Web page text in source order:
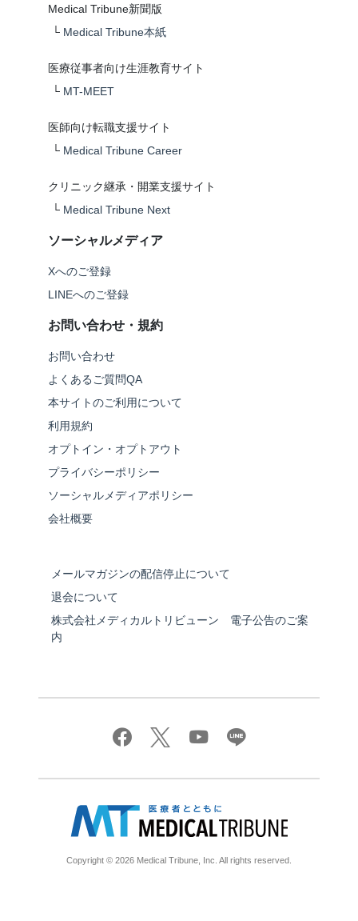
Medical Tribune新聞版
└ Medical Tribune本紙
医療従事者向け生涯教育サイト
└ MT-MEET
医師向け転職支援サイト
└ Medical Tribune Career
クリニック継承・開業支援サイト
└ Medical Tribune Next
ソーシャルメディア
Xへのご登録
LINEへのご登録
お問い合わせ・規約
お問い合わせ
よくあるご質問QA
本サイトのご利用について
利用規約
オプトイン・オプトアウト
プライバシーポリシー
ソーシャルメディアポリシー
会社概要
メールマガジンの配信停止について
退会について
株式会社メディカルトリビューン 電子公告のご案
内
Copyright © 2026 Medical Tribune, Inc. All rights reserved.